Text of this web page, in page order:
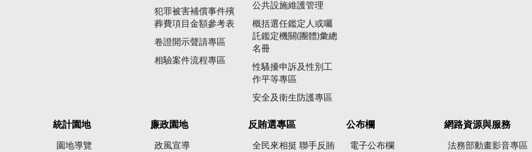
犯罪被害補償事件殯
葬費項目金額參考表
卷證開示聲請專區
相驗案件流程專區
公共設施維護管理
概括選任鑑定人或囑
託鑑定機關(團體)彙總
名冊
性騷擾申訴及性別工
作平等專區
安全及衛生防護專區
統計園地
園地導覽
廉政園地
政風宣導
反賄選專區
全民來相挺 聯手反賄
公布欄
電子公布欄
網路資源與服務
法務部動畫影音專區